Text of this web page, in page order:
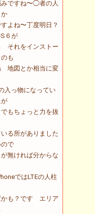
ですね〜◯者の人
よね〜丁度明日？
６が
それをインストー
も
地図とか相当に変
入っ物になってい
もちょっと力を抜
る所がありました
で
無ければ分からな
ではLTEの人柱
かも？です エリア